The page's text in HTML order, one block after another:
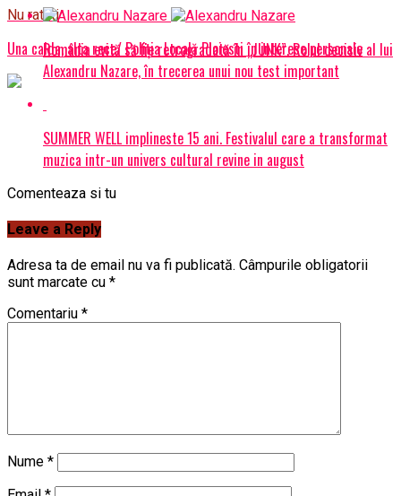
Nu ratati
Una calda, alta rece/ Poliția Locală Ploiesti în interese personale
România evită să fie retrogradată în „JUNK”. Rolul decisiv al lui
Alexandru Nazare, în trecerea unui nou test important
SUMMER WELL implineste 15 ani. Festivalul care a transformat
muzica intr-un univers cultural revine in august
Comenteaza si tu
Leave a Reply
Adresa ta de email nu va fi publicată. Câmpurile obligatorii
sunt marcate cu *
Comentariu *
Nume *